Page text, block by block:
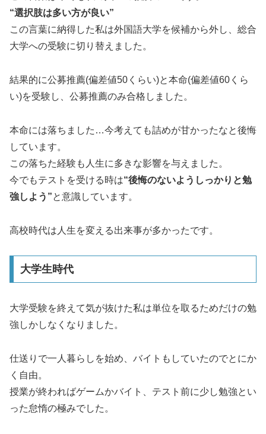
“選択肢は多い方が良い”
この言葉に納得した私は外国語大学を候補から外し、総合
大学への受験に切り替えました。
結果的に公募推薦(偏差値50くらい)と本命(偏差値60くら
い)を受験し、公募推薦のみ合格しました。
本命には落ちました…今考えても詰めが甘かったなと後悔
しています。
この落ちた経験も人生に多きな影響を与えました。
今でもテストを受ける時は“後悔のないようしっかりと勉
強しよう”と意識しています。
高校時代は人生を変える出来事が多かったです。
大学生時代
大学受験を終えて気が抜けた私は単位を取るためだけの勉
強しかしなくなりました。
仕送りで一人暮らしを始め、バイトもしていたのでとにか
く自由。
授業が終わればゲームかバイト、テスト前に少し勉強とい
った怠惰の極みでした。